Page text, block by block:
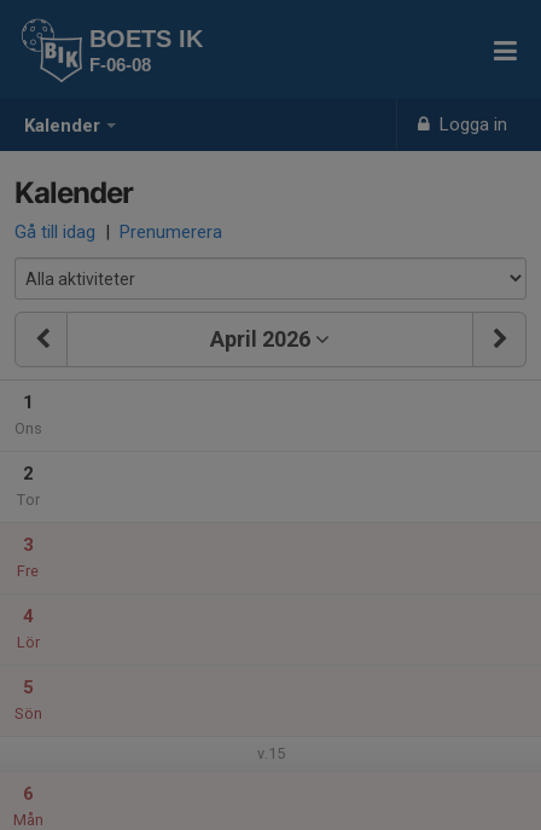
Kalender Logga in
BOETS IK
F-06-08
Kalender
Gå till idag | Prenumerera
April 2026
1
Ons
2
Tor
3
Fre
4
Lör
5
Sön
v.15
6
Mån